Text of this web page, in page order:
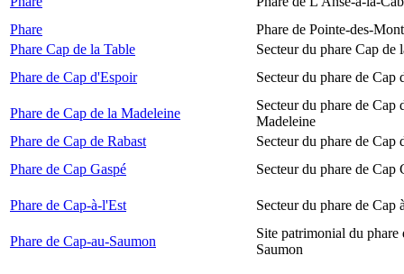
Phare
Phare de Pointe-des-
Phare Cap de la Table
Secteur du phare Cap de
Phare de Cap d'Espoir
Secteur du phare de Cap
Phare de Cap de la Madeleine
Secteur du phare de Cap
Madeleine
Phare de Cap de Rabast
Secteur du phare de Cap
Phare de Cap Gaspé
Secteur du phare de Cap
Phare de Cap-à-l'Est Secteur du phare de Cap
Phare de Cap-au-Saumon
Site patrimonial du phare
Saumon